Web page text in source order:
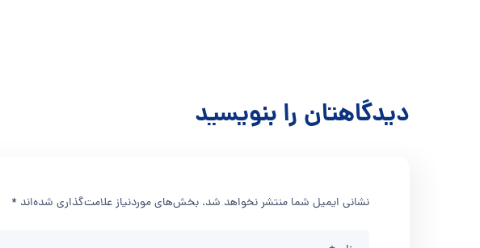
دیدگاهتان را بنویسید
نشانی ایمیل شما منتشر نخواهد شد. بخش‌های موردنیاز علامت‌گذاری شده‌اند *